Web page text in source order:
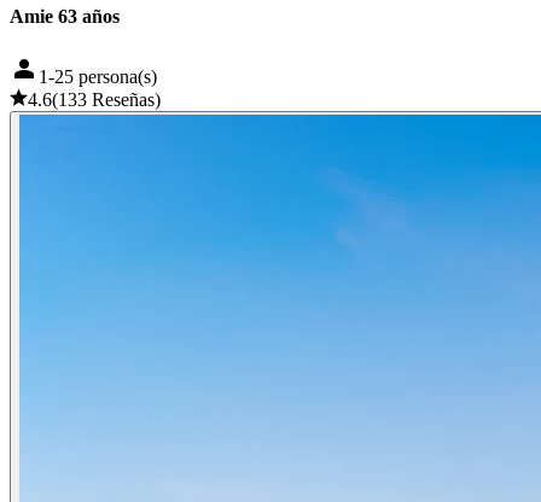
Amie 63 años
1-25 persona(s)
4.6(133 Reseñas)